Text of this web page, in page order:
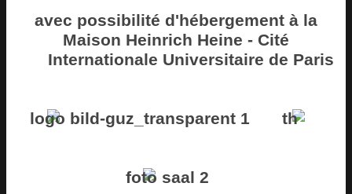
avec possibilité d'hébergement à la
Maison Heinrich Heine - Cité
Internationale Universitaire de Paris